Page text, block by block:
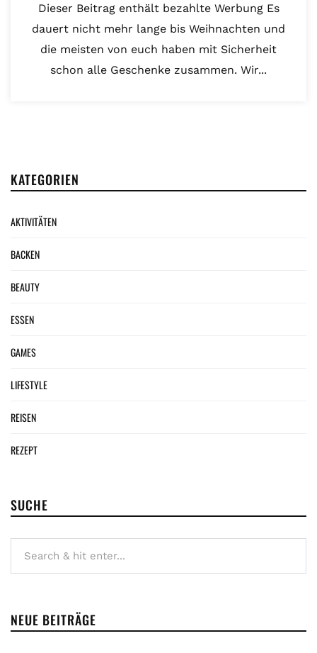
Dieser Beitrag enthält bezahlte Werbung Es
dauert nicht mehr lange bis Weihnachten und
die meisten von euch haben mit Sicherheit
schon alle Geschenke zusammen. Wir...
KATEGORIEN
AKTIVITÄTEN
BACKEN
BEAUTY
ESSEN
GAMES
LIFESTYLE
REISEN
REZEPT
SUCHE
NEUE BEITRÄGE